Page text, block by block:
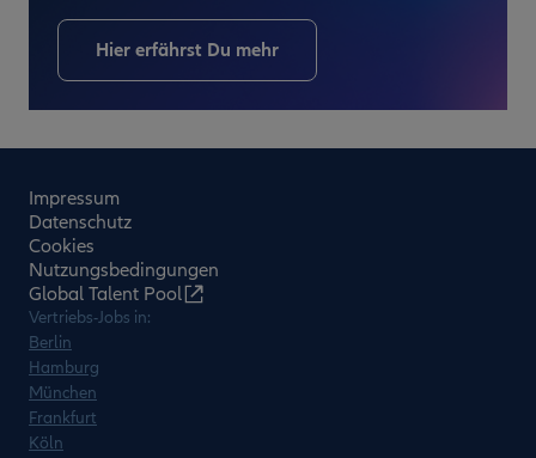
Hier erfährst Du mehr
Impressum
Datenschutz
Cookies
Nutzungsbedingungen
Global Talent Pool
Vertriebs-Jobs in:
Berlin
Hamburg
München
Frankfurt
Köln